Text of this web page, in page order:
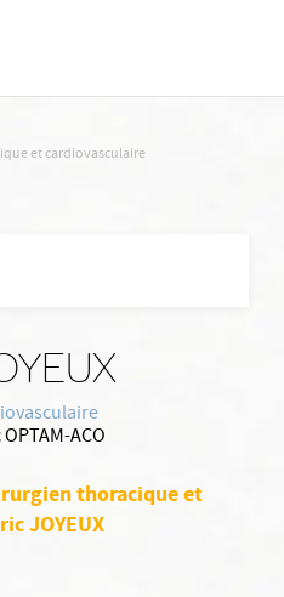
et cardiovasculaire
ACO
thoracique et
JOYEUX